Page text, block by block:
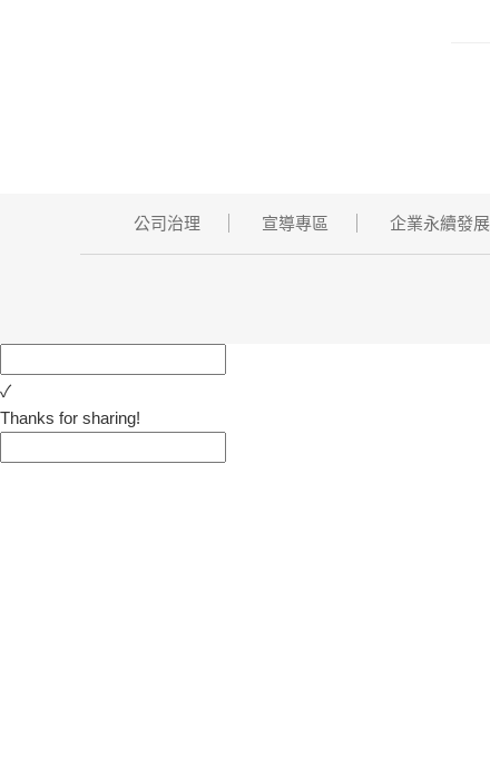
公司治理 宣導專區 企業永續發展
✓
Thanks for sharing!